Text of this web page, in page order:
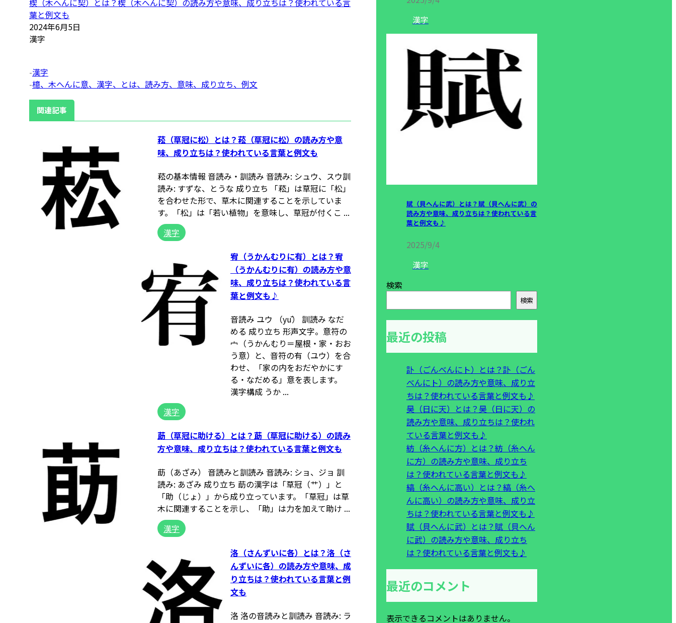
楔（木へんに契）とは？楔（木へんに契）の読み方や意味、成り立ちは？使われている言
葉と例文も
2024年6月5日
漢字
-漢字
-檍、木へんに意、漢字、とは、読み方、意味、成り立ち、例文
関連記事
菘（草冠に松）とは？菘（草冠に松）の読み方や意
味、成り立ちは？使われている言葉と例文も
菘の基本情報 音読み・訓読み 音読み: シュウ、スウ訓
読み: すずな、とうな 成り立ち 「菘」は草冠に「松」
を合わせた形で、草木に関連することを示していま
す。「松」は「若い植物」を意味し、草冠が付くこ ...
漢字
宥（うかんむりに有）とは？宥
（うかんむりに有）の読み方や意
味、成り立ちは？使われている言
葉と例文も♪
音読み ユウ （yū） 訓読み なだ
める 成り立ち 形声文字。意符の
宀（うかんむり＝屋根・家・おお
う意）と、音符の有（ユウ）を合
わせ、「家の内をおだやかにす
る・なだめる」意を表します。
漢字構成 うか ...
漢字
莇（草冠に助ける）とは？莇（草冠に助ける）の読み
方や意味、成り立ちは？使われている言葉と例文も
莇（あざみ） 音読みと訓読み 音読み: ショ、ジョ 訓
読み: あざみ 成り立ち 莇の漢字は「草冠（艹）」と
「助（じょ）」から成り立っています。「草冠」は草
木に関連することを示し、「助」は力を加えて助け ...
漢字
洛（さんずいに各）とは？洛（さ
んずいに各）の読み方や意味、成
り立ちは？使われている言葉と例
文も
洛 洛の音読みと訓読み 音読み: ラ
漢字
賦（貝へんに武）とは？賦（貝へんに武）の
読み方や意味、成り立ちは？使われている言
葉と例文も♪
2025/9/4
漢字
検索
検索
最近の投稿
訃（ごんべんにト）とは？訃（ごん
べんにト）の読み方や意味、成り立
ちは？使われている言葉と例文も♪
昊（日に天）とは？昊（日に天）の
読み方や意味、成り立ちは？使われ
ている言葉と例文も♪
紡（糸へんに方）とは？紡（糸へん
に方）の読み方や意味、成り立ち
は？使われている言葉と例文も♪
縞（糸へんに高い）とは？縞（糸へ
んに高い）の読み方や意味、成り立
ちは？使われている言葉と例文も♪
賦（貝へんに武）とは？賦（貝へん
に武）の読み方や意味、成り立ち
は？使われている言葉と例文も♪
最近のコメント
表示できるコメントはありません。